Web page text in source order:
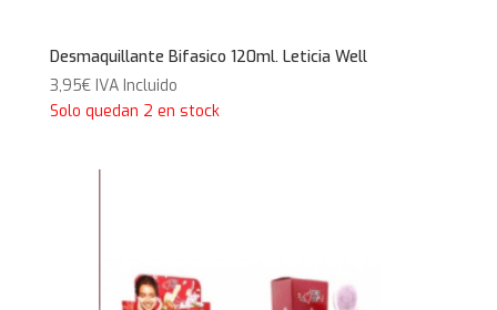
Desmaquillante Bifasico 120ml. Leticia Well
3,95€ IVA Incluido
Solo quedan 2 en stock